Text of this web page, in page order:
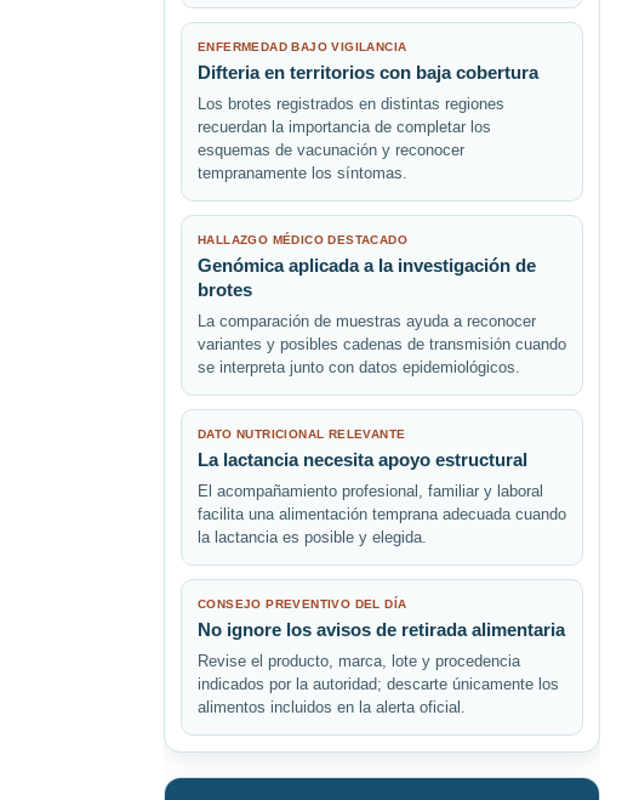
ENFERMEDAD BAJO VIGILANCIA
Difteria en territorios con baja cobertura
Los brotes registrados en distintas regiones
recuerdan la importancia de completar los
esquemas de vacunación y reconocer
tempranamente los síntomas.
HALLAZGO MÉDICO DESTACADO
Genómica aplicada a la investigación de
brotes
La comparación de muestras ayuda a reconocer
variantes y posibles cadenas de transmisión cuando
se interpreta junto con datos epidemiológicos.
DATO NUTRICIONAL RELEVANTE
La lactancia necesita apoyo estructural
El acompañamiento profesional, familiar y laboral
facilita una alimentación temprana adecuada cuando
la lactancia es posible y elegida.
CONSEJO PREVENTIVO DEL DÍA
No ignore los avisos de retirada alimentaria
Revise el producto, marca, lote y procedencia
indicados por la autoridad; descarte únicamente los
alimentos incluidos en la alerta oficial.